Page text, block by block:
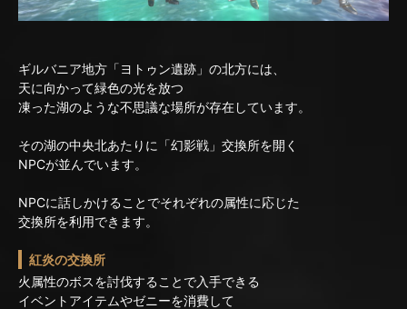
ギルバニア地方「ヨトゥン遺跡」の北方には、
天に向かって緑色の光を放つ
凍った湖のような不思議な場所が存在しています。
その湖の中央北あたりに「幻影戦」交換所を開く
NPCが並んでいます。
NPCに話しかけることでそれぞれの属性に応じた
交換所を利用できます。
紅炎の交換所
火属性のボスを討伐することで入手できる
イベントアイテムやゼニーを消費して